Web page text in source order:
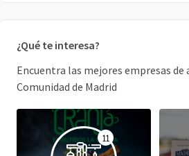
¿Qué te interesa?
Encuentra las mejores empresas
Comunidad de Madrid
11